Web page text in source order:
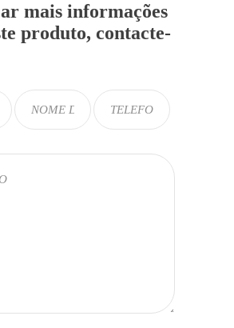
mais informações
produto, contacte-